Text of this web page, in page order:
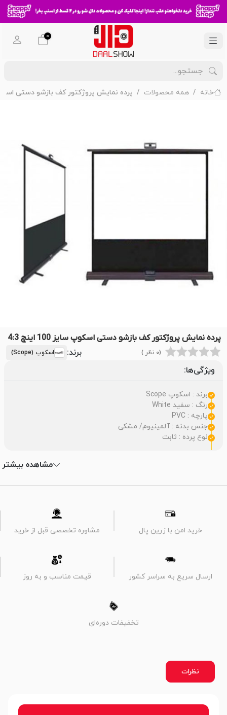
0
خانه همه محصولات پرده نمایش پروژکتور کف بازشو دستی اسکوپ سایز
پرده نمایش پروژکتور کف بازشو دستی اسکوپ سایز 100 اینچ 4:3
(0 نظر ) برند: اسکوپ (Scope)
ویژگی‌ها:
برند : اسکوپ Scope
رنگ : سفید White
پارچه : PVC
جنس بدنه : آلمینیوم/ مشکی
نوع پرده : ثابت
مشاهده بیشتر
خرید امن با زرین پال مشاوره تخصصی قبل از خرید
ارسال سریع به سراسر کشور قیمت مناسب و به روز
تخفیفات دوره‌ای
نظرات